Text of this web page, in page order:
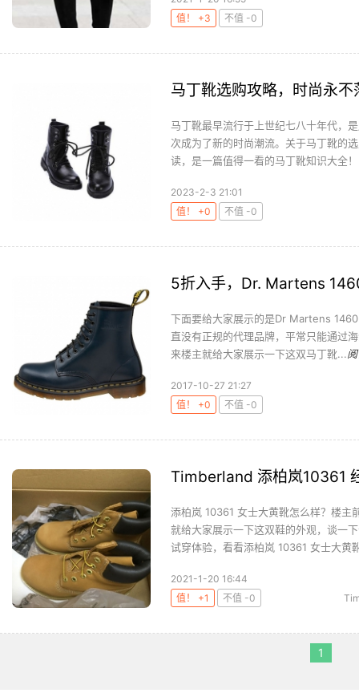
值！ +3
不值 -0
马丁靴选购攻略，时尚永不
马丁靴最早流行于上世纪七八十年代，
次成为了新的时尚潮流。关于马丁靴的
读，是一篇值得一看的马丁靴知识大全
2023-2-3 21:01
值！ +0
不值 -0
5折入手，Dr. Martens
下面要给大家展示的是Dr Martens
直没有正规的代理品牌，平常只能通过
来楼主就给大家展示一下这双马丁靴...
2017-10-27 21:27
值！ +0
不值 -0
Timberland 添柏岚10361
添柏岚 10361 女士大黄靴怎么样？楼主
就给大家展示一下这双鞋的外观，谈一
试穿体验，看看添柏岚 10361 女士大黄
2021-1-20 16:44
值！ +1
不值 -0
1